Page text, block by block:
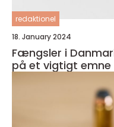
redaktionel
18. January 2024
Fængsler i
på et vigtigt emne